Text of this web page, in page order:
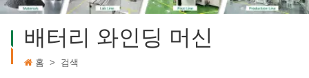
배터리 와인딩 머신
홈 > 검색